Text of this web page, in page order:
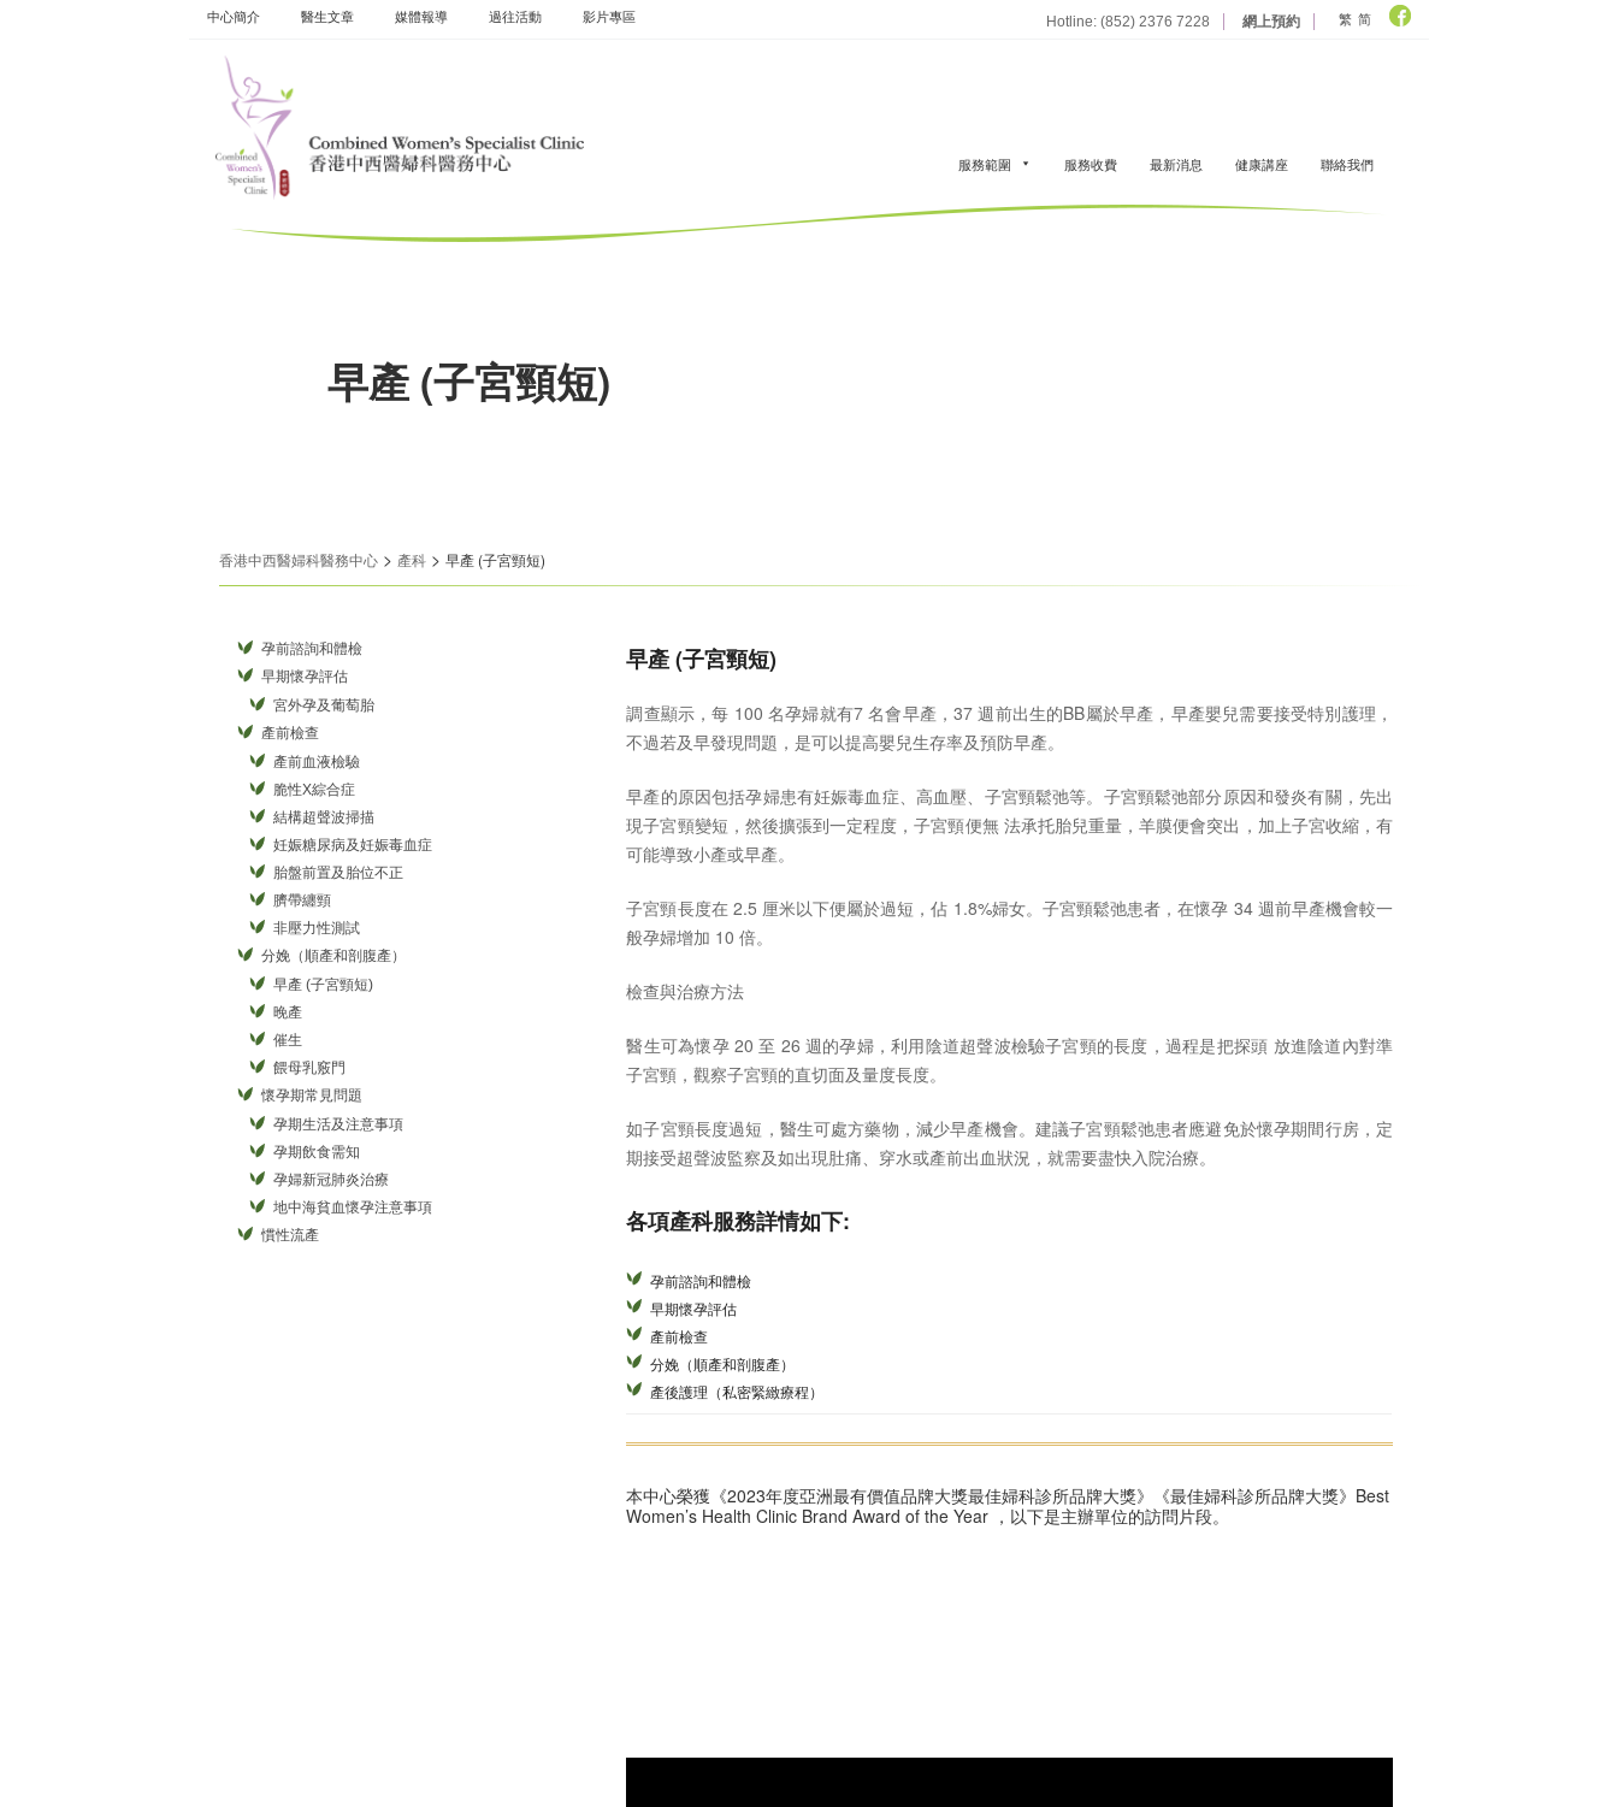
Skip
to
中心簡介 醫生文章 媒體報導 過往活動 影片專區 Hotline: (852) 2376 7228 網上預約 繁 简
服務範圍 服務收費 最新消息 健康講座 聯絡我們
早產 (子宮頸短)
香港中西醫婦科醫務中心 > 產科 > 早產 (子宮頸短)
孕前諮詢和體檢
早期懷孕評估
宮外孕及葡萄胎
產前檢查
產前血液檢驗
脆性X綜合症
結構超聲波掃描
妊娠糖尿病及妊娠毒血症
胎盤前置及胎位不正
臍帶纏頸
非壓力性測試
分娩（順產和剖腹產）
早產 (子宮頸短)
晚產
催生
餵母乳竅門
懷孕期常見問題
孕期生活及注意事項
孕期飲食需知
孕婦新冠肺炎治療
地中海貧血懷孕注意事項
慣性流產
早產 (子宮頸短)
調查顯示，每 100 名孕婦就有7 名會早產，37 週前出生的BB屬於早產，早產嬰兒需要接受特別護理，
不過若及早發現問題，是可以提高嬰兒生存率及預防早產。
早產的原因包括孕婦患有妊娠毒血症、高血壓、子宮頸鬆弛等。子宮頸鬆弛部分原因和發炎有關，先出
現子宮頸變短，然後擴張到一定程度，子宮頸便無 法承托胎兒重量，羊膜便會突出，加上子宮收縮，有
可能導致小產或早產。
子宮頸長度在 2.5 厘米以下便屬於過短，佔 1.8%婦女。子宮頸鬆弛患者，在懷孕 34 週前早產機會較一
般孕婦增加 10 倍。
檢查與治療方法
醫生可為懷孕 20 至 26 週的孕婦，利用陰道超聲波檢驗子宮頸的長度，過程是把探頭 放進陰道內對準
子宮頸，觀察子宮頸的直切面及量度長度。
如子宮頸長度過短，醫生可處方藥物，減少早產機會。建議子宮頸鬆弛患者應避免於懷孕期間行房，定
期接受超聲波監察及如出現肚痛、穿水或產前出血狀況，就需要盡快入院治療。
各項產科服務詳情如下:
孕前諮詢和體檢
早期懷孕評估
產前檢查
分娩（順產和剖腹產）
產後護理（私密緊緻療程）
本中心榮獲《2023年度亞洲最有價值品牌大獎最佳婦科診所品牌大獎》《最佳婦科診所品牌大獎》Best
Women’s Health Clinic Brand Award of the Year ，以下是主辦單位的訪問片段。